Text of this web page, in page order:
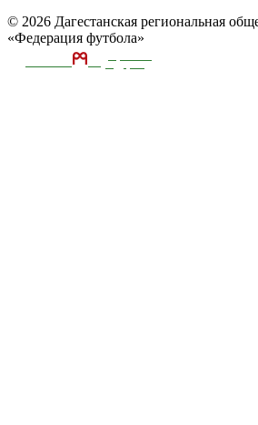
© 2026 Дагестанская региональная
«Федерация футбола»